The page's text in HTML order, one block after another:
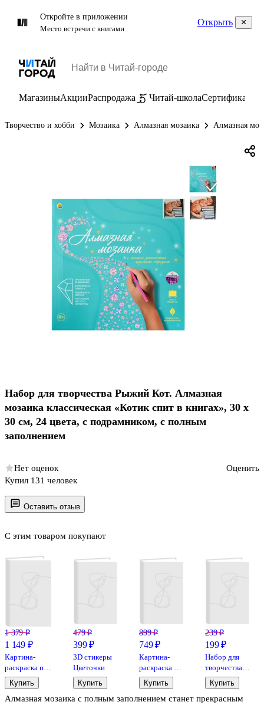
Откройте в приложении
Место встречи с книгами
Открыть
МагазиныАкцииРаспродажа Читай-школаСертификаты
Творчество и хобби Мозаика Алмазная мозаика Алмазная
Оставить отзыв
Алмазная мозаика с полным заполнением станет прекрасным
С этим товаром покупают
1 379 ₽
1 149 ₽
Картина-
раскраска по
номерам
«Малыши-
животные.
Купить
479 ₽
399 ₽
3D стикеры
Цветочки
Купить
899 ₽
749 ₽
Картина-
раскраска по
номерам
«Коты в
платочках»,
Купить
239 ₽
199 ₽
Набор для
творчества
Lori.
Гравюра с
эффектом
Купить
Набор для творчества Рыжий Кот. Алмазная
мозаика классическая «Котик спит в книгах», 30 х
30 см, 24 цвета, с подрамником, с полным
заполнением
Нет оценок
Оценить
Купил 131 человек